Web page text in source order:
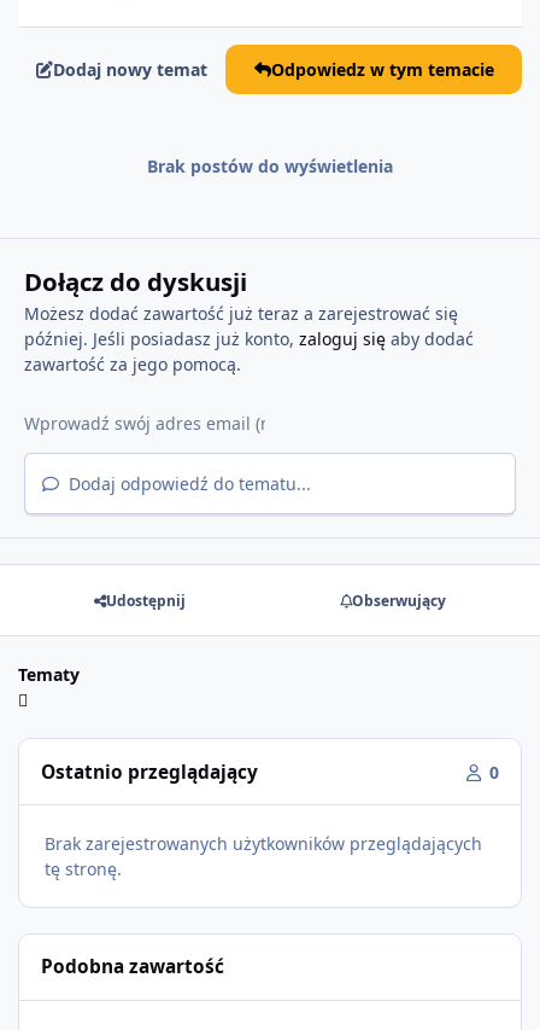
Dodaj nowy temat Odpowiedz w tym temacie
Brak postów do wyświetlenia
Dołącz do dyskusji
Możesz dodać zawartość już teraz a zarejestrować się
później. Jeśli posiadasz już konto, zaloguj sięaby dodać
zawartość za jego pomocą.
Dodaj odpowiedź do tematu...
Udostępnij Obserwujący
Tematy
Ostatnio przeglądający 0
Brak zarejestrowanych użytkowników przeglądających
tę stronę.
Podobna zawartość